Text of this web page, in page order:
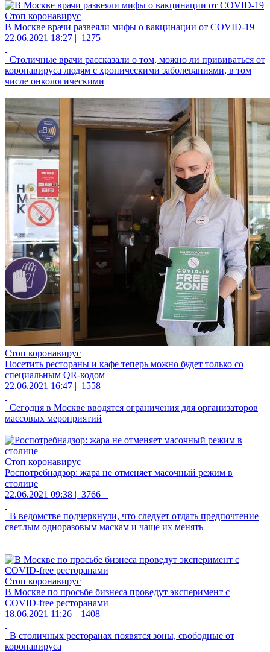
Стоп коронавирус
В Москве врачи развеяли мифы о вакцинации от COVID-19
22.06.2021 18:27 | 1275
Столичные врачи рассказали о том, можно ли прививаться от
коронавируса людям с хроническими заболеваниями, в том
числе онкологическими
Стоп коронавирус
Посетить рестораны и кафе теперь можно будет только со
специальным QR-кодом
22.06.2021 16:47 | 1558
Сегодня в Москве вводятся ограничения для организаторов
массовых мероприятий
Стоп коронавирус
Роспотребнадзор: жара не отменяет масочный режим в
столице
22.06.2021 09:38 | 3766
В ведомстве подчеркнули, что следует отдать предпочтение
светлым одноразовым маскам и чаще их менять
Стоп коронавирус
В Москве по просьбе бизнеса проведут эксперимент с
COVID-free ресторанами
18.06.2021 11:26 | 1408
В столичных ресторанах появятся зоны, свободные от
коронавируса